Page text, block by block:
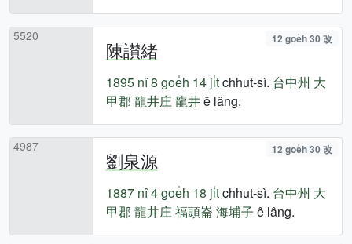
5520
陳讃緒 12 goe̍h 30 改
1895 nî8 goe̍h 14 ji̍tchhut-sì. 台中州 大
甲郡 龍井庄龍井ê lâng.
4987
劉泉源 12 goe̍h 30 改
1887 nî4 goe̍h 18 ji̍tchhut-sì. 台中州 大
甲郡 龍井庄福頭崙 海埔子 ê lâng.